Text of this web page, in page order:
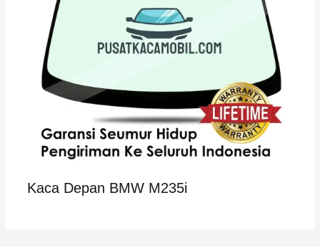
Kaca Depan BMW M235i